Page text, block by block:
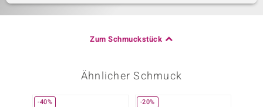
Zum Schmuckstück
Ähnlicher Schmuck
-40% -20%